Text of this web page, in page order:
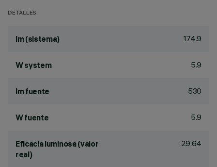
DETALLES
lm (sistema) 174.9
W system 5.9
lm fuente 530
W fuente 5.9
Eficacia luminosa (valor
real)
29.64